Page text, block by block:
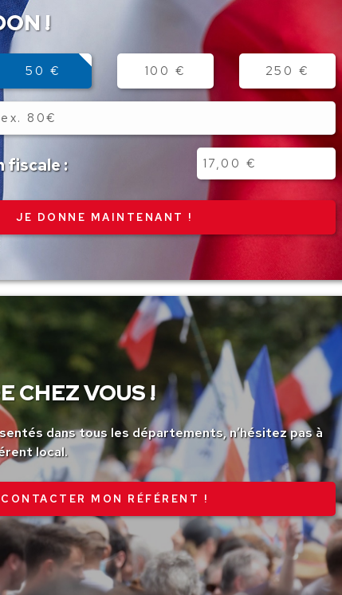
!
50 € 100 € 250 €
fiscale :
CHEZ VOUS !
dans tous les départements, n’hésitez pas à
local.
CONTACTER MON RÉFÉRENT !